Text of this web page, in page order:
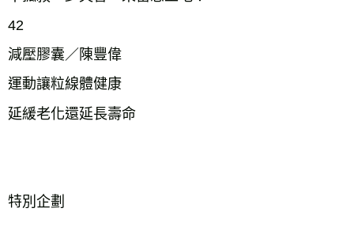
42
減壓膠囊／陳豐偉
運動讓粒線體健康
延緩老化還延長壽命
特別企劃